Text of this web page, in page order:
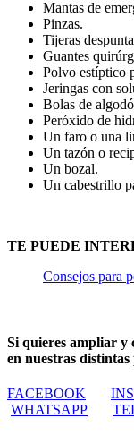
Mantas de
Pinzas.
Tijeras
Guantes
Polvo estíptico
Jeringas con
Bolas de
Peróxido de
Un faro o una
Un tazón o
Un bozal.
Un cabestrillo
TE PUEDE
Consejos para
Si quieres ampliar y
en nuestras
FACEBOOK
WHATSAPP